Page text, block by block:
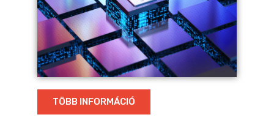
TÖBB INFORMÁCIÓ